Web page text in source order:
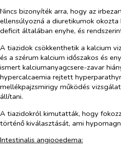
Nincs bizonyíték arra, hogy az
ellensúlyozná a diuretikumok
deficit általában enyhe, és
A tiazidok csökkenthetik a kalcium
és a szérum kalcium időszakos és
ismert kalciumanyagcsere-zavar
hypercalcaemia rejtett
mellékpajzsmirigy működés
állítani.
A tiazidokról kimutatták, hogy
történő kiválasztását, ami
Intestinalis angiooedema: